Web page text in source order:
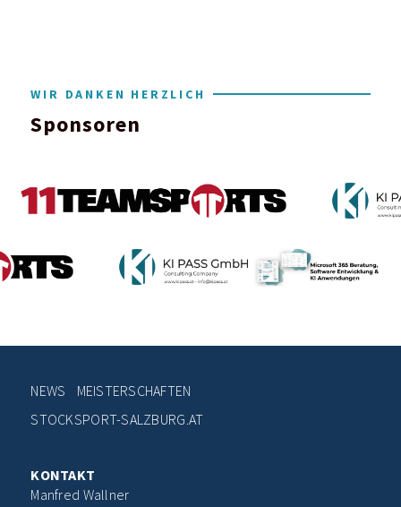
WIR DANKEN HERZLICH
Sponsoren
NEWS
MEISTERSCHAFTEN
STOCKSPORT-SALZBURG.AT
KONTAKT
Manfred Wallner